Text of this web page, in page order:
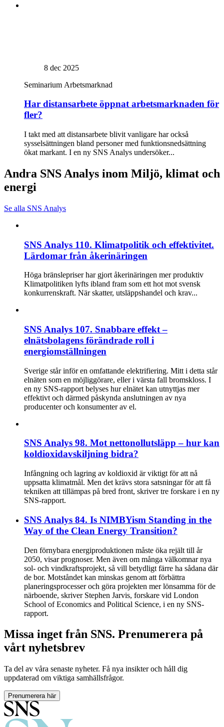
8 dec 2025
Seminarium Arbetsmarknad
Har distansarbete öppnat arbetsmarknaden för
fler?
I takt med att distansarbete blivit vanligare har också
sysselsättningen bland personer med funktionsnedsättning
ökat markant. I en ny SNS Analys undersöker...
Andra SNS Analys inom Miljö, klimat och
energi
Se alla SNS Analys
SNS Analys 110. Klimatpolitik och effektivitet.
Lärdomar från åkerinäringen
Höga bränslepriser har gjort åkerinäringen mer produktiv
Klimatpolitiken lyfts ibland fram som ett hot mot svensk
konkurrenskraft. När skatter, utsläppshandel och krav...
SNS Analys 107. Snabbare effekt –
elnätsbolagens förändrade roll i
energiomställningen
Sverige står inför en omfattande elektrifiering. Mitt i detta står
elnäten som en möjliggörare, eller i värsta fall bromskloss. I
en ny SNS-rapport belyses hur elnätet kan utnyttjas mer
effektivt och därmed påskynda anslutningen av nya
producenter och konsumenter av el.
SNS Analys 98. Mot nettonollutsläpp – hur kan
koldioxidavskiljning bidra?
Infångning och lagring av koldioxid är viktigt för att nå
uppsatta klimatmål. Men det krävs stora satsningar för att få
tekniken att tillämpas på bred front, skriver tre forskare i en ny
SNS-rapport.
SNS Analys 84. Is NIMBYism Standing in the
Way of the Clean Energy Transition?
Den förnybara energiproduktionen måste öka rejält till år
2050, visar prognoser. Men även om många välkomnar nya
sol- och vindkraftsprojekt, så vill betydligt färre ha sådana där
de bor. Motståndet kan minskas genom att förbättra
planeringsprocesser och göra projekten mer lönsamma för de
närboende, skriver Stephen Jarvis, forskare vid London
School of Economics and Political Science, i en ny SNS-
rapport.
Missa inget från SNS. Prenumerera på
vårt nyhetsbrev
Ta del av våra senaste nyheter. Få nya insikter och håll dig
uppdaterad om viktiga samhällsfrågor.
Prenumerera här